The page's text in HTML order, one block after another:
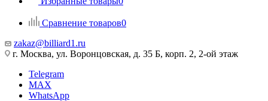
Сравнение товаров0
zakaz@billiard1.ru
г. Москва, ул. Воронцовская, д. 35 Б, корп. 2, 2-ой этаж
Telegram
MAX
WhatsApp